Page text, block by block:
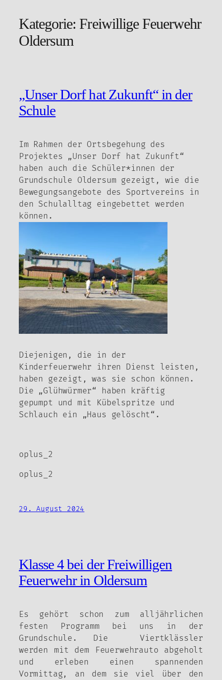
Inhalt
springen
Kategorie: Freiwillige Feuerwehr
Oldersum
„Unser Dorf hat Zukunft“ in der
Schule
Im Rahmen der Ortsbegehung des
Projektes „Unser Dorf hat Zukunft“
haben auch die Schüler*innen der
Grundschule Oldersum gezeigt, wie die
Bewegungsangebote des Sportvereins in
den Schulalltag eingebettet werden
können.
Diejenigen, die in der
Kinderfeuerwehr ihren Dienst leisten,
haben gezeigt, was sie schon können.
Die „Glühwürmer“ haben kräftig
gepumpt und mit Kübelspritze und
Schlauch ein „Haus gelöscht“.
oplus_2
oplus_2
29. August 2024
Klasse 4 bei der Freiwilligen
Feuerwehr in Oldersum
Es gehört schon zum alljährlichen
festen Programm bei uns in der
Grundschule. Die Viertklässler
werden mit dem Feuerwehrauto abgeholt
und erleben einen spannenden
Vormittag, an dem sie viel über den